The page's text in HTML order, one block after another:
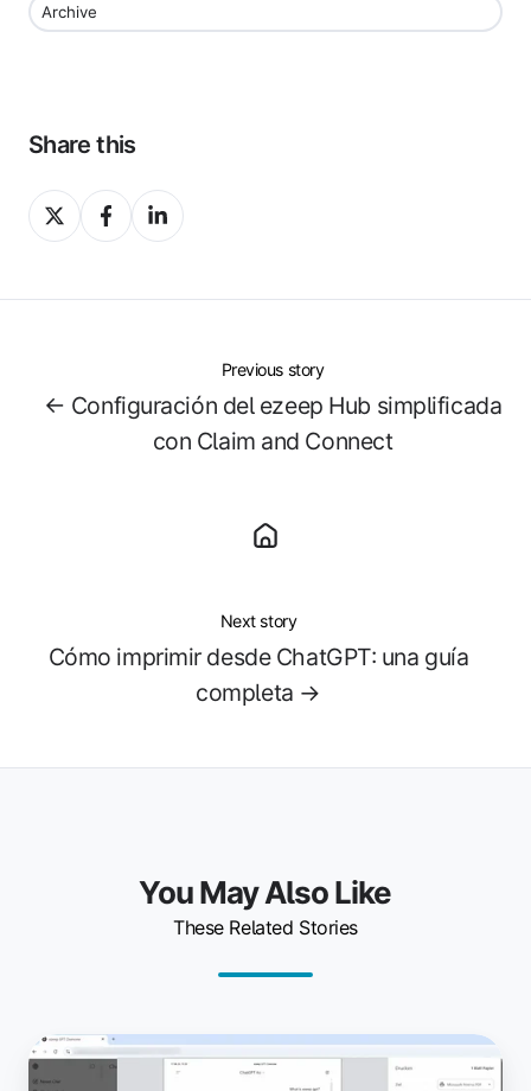
Archive
Share this
Share
on
Share
on
Share
on
Previous story
← Configuración del ezeep Hub simplificada
con Claim and Connect
Next story
Cómo imprimir desde ChatGPT: una guía
completa →
You May Also Like
These Related Stories
Cómo
imprimir